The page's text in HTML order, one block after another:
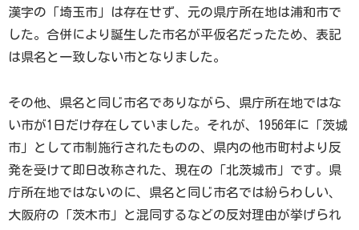
漢字の「埼玉市」は存在せず、元の県庁所在地は浦和市で
した。合併により誕生した市名が平仮名だったため、表記
は県名と一致しない市となりました。
その他、県名と同じ市名でありながら、県庁所在地ではな
い市が1日だけ存在していました。それが、1956年に「茨城
市」として市制施行されたものの、県内の他市町村より反
発を受けて即日改称された、現在の「北茨城市」です。県
庁所在地ではないのに、県名と同じ市名では紛らわしい、
大阪府の「茨木市」と混同するなどの反対理由が挙げられ